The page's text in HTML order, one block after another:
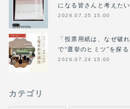
になる皆さんと考えた
2026.07.25 15:00
「投票用紙は、なぜ破
で“選挙のヒミツ”を探る
2026.07.24 15:00
カテゴリ